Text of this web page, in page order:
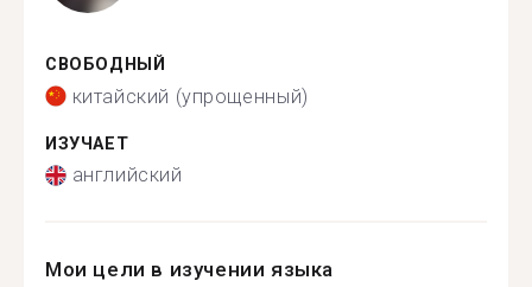
СВОБОДНЫЙ
китайский (упрощенный)
ИЗУЧАЕТ
английский
Мои цели в изучении языка